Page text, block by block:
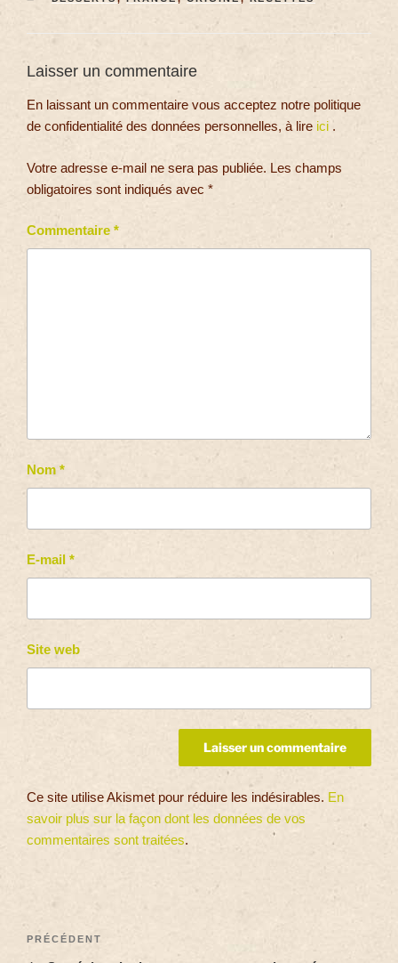
Laisser un commentaire
En laissant un commentaire vous acceptez notre politique
de confidentialité des données personnelles, à lire ici .
Votre adresse e-mail ne sera pas publiée. Les champs
obligatoires sont indiqués avec *
Commentaire *
Nom *
E-mail *
Site web
Ce site utilise Akismet pour réduire les indésirables. En
savoir plus sur la façon dont les données de vos
commentaires sont traitées.
PRÉCÉDENT